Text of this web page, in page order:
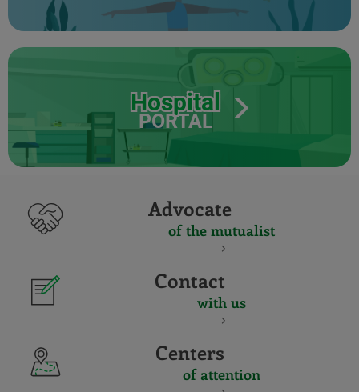
Hospital
PORTAL
Advocate
of the mutualist
Contact
with us
Centers
of attention